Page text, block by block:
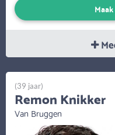
(39 jaar)
Remon Knikker
Van Bruggen